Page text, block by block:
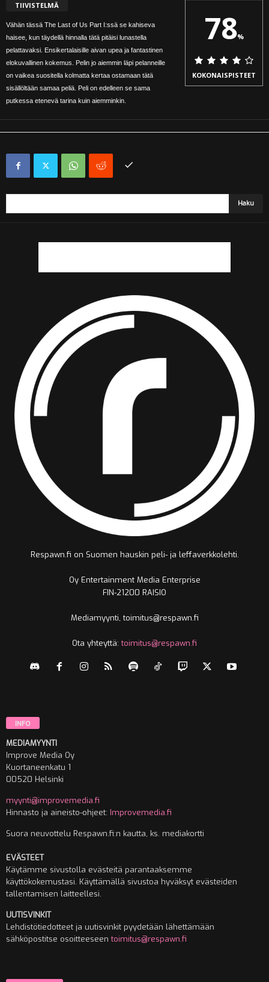
TIIVISTELMÄ
Vähän tässä The Last of Us Part I:ssä se kahiseva
haisee, kun täydellä hinnalla tätä pitäisi lunastella
pelattavaksi. Ensikertalaisille aivan upea ja fantastinen
elokuvallinen kokemus. Pelin jo aiemmin läpi pelanneille
on vaikea suositella kolmatta kertaa ostamaan tätä
sisällöltään samaa peliä. Peli on edelleen se sama
putkessa etenevä tarina kuin aiemminkin.
78%
KOKONAISPISTEET
Respawn.fi on Suomen hauskin peli- ja leffaverkkolehti.
Oy Entertainment Media Enterprise
FIN-21200 RAISIO
Mediamyynti, toimitus@respawn.fi
Ota yhteyttä:toimitus@respawn.fi
INFO
MEDIAMYYNTI
Improve Media Oy
Kuortaneenkatu 1
00520 Helsinki
myynti@improvemedia.fi
Hinnasto ja aineisto-ohjeet: Improvemedia.fi
Suora neuvottelu Respawn.fi:n kautta, ks. mediakortti
EVÄSTEET
Käytämme sivustolla evästeitä parantaaksemme
käyttökokemustasi. Käyttämällä sivustoa hyväksyt evästeiden
tallentamisen laitteellesi.
UUTISVINKIT
Lehdistötiedotteet ja uutisvinkit pyydetään lähettämään
sähköpostitse osoitteeseentoimitus@respawn.fi